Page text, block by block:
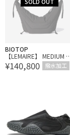
BIOTOP
【LEMAIRE】 MEDIUM S
OFT GAME BAG
¥140,800 撥水加工